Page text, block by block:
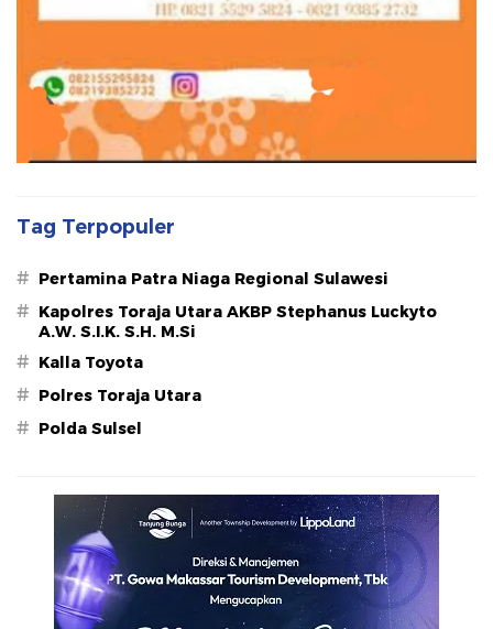
Tag Terpopuler
# Pertamina Patra Niaga Regional Sulawesi
# Kapolres Toraja Utara AKBP Stephanus Luckyto
A.W. S.I.K. S.H. M.Si
# Kalla Toyota
# Polres Toraja Utara
# Polda Sulsel